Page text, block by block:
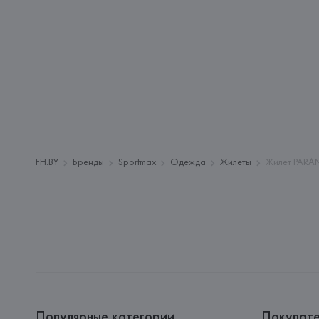
FH.BY Бренды Sportmax Одежда Жилеты Жилет